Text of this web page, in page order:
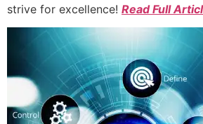
strive for excellence! Read Full